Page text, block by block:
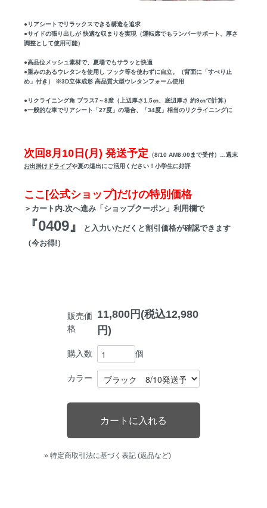
●リアシートでリラックスできる構造を追求
●サイドの張り出しが 快適な収まりを実現（運転席でもランバーサポート、厚さ
調整として使用可能）
●高品位メッシュ素材で、夏場でもサラッと快適
●重みのあるウレタンを使用し フック等を使わずに自立。（背面に「すべり止
め」付き） ※3D立体成形 高品質大型ウレタンフォーム使用
●リクライニング角 プラス7～8度（上辺厚さ1.5㎝、底辺厚さ 約9㎝で計算）
●一般的な車でリアシート「27度」の場合、「34度」相当のリクライニングに
次回8月10日(月) 発送予定 （8/10 AM8:00まで受付）…週末
お出掛けドライブや夏の遠出にご活用ください！小学生に好評
ここ[公式ショップ]だけの特別価格
＞カート内.次へ進み「ショップクーポン」利用欄で
『0409』
と入力いただくと割引価格が確認できます
（今お得!）
販売価
格
11,800円(税込12,980
円)
購入数 個
カラー
» 特定商取引法に基づく表記 (返品など)